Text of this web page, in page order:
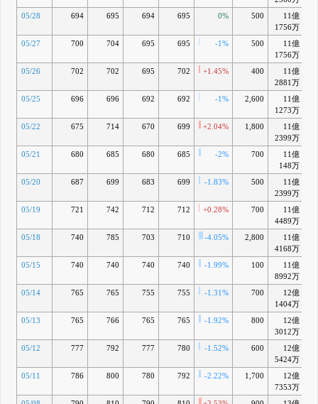
05/28
694 695 694 695 0% 500
11億
1756万
05/27 700 704 695 695 -1% 500
11億
1756万
05/26 702 702 695 702 +1.45% 400
11億
2881万
05/25 696 696 692 692 -1% 2,600
11億
1273万
05/22 675 714 670 699 +2.04% 1,800
11億
2399万
05/21 680 685 680 685 -2% 700
11億
148万
05/20 687 699 683 699 -1.83% 500
11億
2399万
05/19 721 742 712 712 +0.28% 700
11億
4489万
05/18 740 785 703 710 -4.05% 2,800
11億
4168万
05/15 740 740 740 740 -1.99% 100
11億
8992万
05/14 765 765 755 755 -1.31% 700
12億
1404万
05/13 765 766 765 765 -1.92% 800
12億
3012万
05/12 777 792 777 780 -1.52% 600
12億
5424万
05/11 786 800 780 792 -2.22% 1,700
12億
7353万